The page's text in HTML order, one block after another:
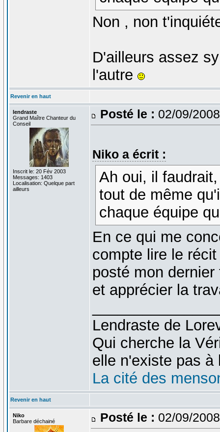
Non , non
D'ailleurs assez
l'autre
Revenir en haut
lendraste
Grand Maître Chanteur du
Conseil
Inscrit le: 20 Fév 2003
Messages: 1403
Localisation: Quelque part
ailleurs
Posté le : 02/09/
Niko a écrit :
Ah oui, il
tout de même
chaque équipe
En ce qui me
compte lire le
posté mon
et apprécier la
Lendraste de
Qui cherche la
elle n'existe pas à
La cité des
Revenir en haut
Niko
Barbare déchainé
Posté le : 02/09/